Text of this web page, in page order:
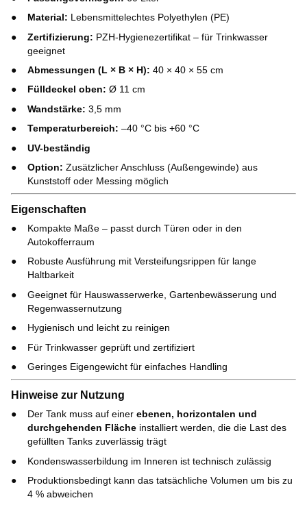
Material: Lebensmittelechtes Polyethylen (PE)
Zertifizierung: PZH-Hygienezertifikat – für Trinkwasser
geeignet
Abmessungen (L × B × H): 40 × 40 × 55 cm
Fülldeckel oben: Ø 11 cm
Wandstärke: 3,5 mm
Temperaturbereich: –40 °C bis +60 °C
UV-beständig
Option: Zusätzlicher Anschluss (Außengewinde) aus
Kunststoff oder Messing möglich
Eigenschaften
Kompakte Maße – passt durch Türen oder in den
Autokofferraum
Robuste Ausführung mit Versteifungsrippen für lange
Haltbarkeit
Geeignet für Hauswasserwerke, Gartenbewässerung und
Regenwassernutzung
Hygienisch und leicht zu reinigen
Für Trinkwasser geprüft und zertifiziert
Geringes Eigengewicht für einfaches Handling
Hinweise zur Nutzung
Der Tank muss auf einer ebenen, horizontalen und
durchgehenden Fläche installiert werden, die die Last des
gefüllten Tanks zuverlässig trägt
Kondenswasserbildung im Inneren ist technisch zulässig
Produktionsbedingt kann das tatsächliche Volumen um bis zu
4 % abweichen